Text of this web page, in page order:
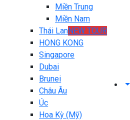
Miền Trung
Miền Nam
Thái LanNEW TOUR
HONG KONG
Singapore
Dubai
Brunei
Châu Âu
Úc
Hoa Kỳ (Mỹ)